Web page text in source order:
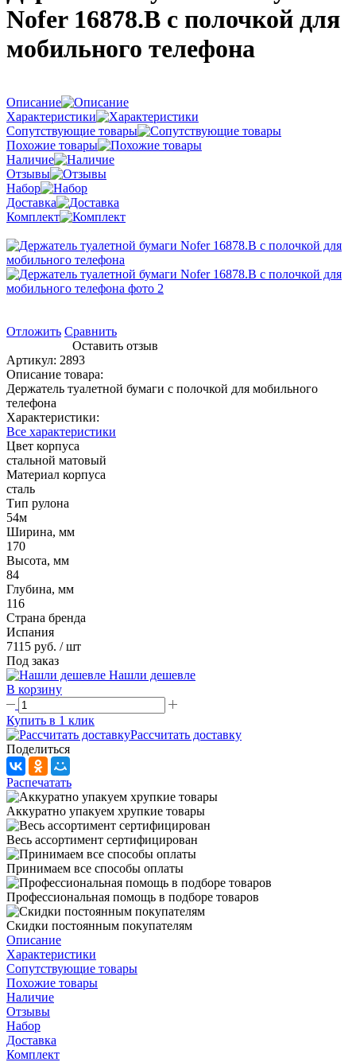
Nofer 16878.B с полочкой для
мобильного телефона
Описание
Характеристики
Сопутствующие товары
Похожие товары
Наличие
Отзывы
Набор
Доставка
Комплект
Отложить Сравнить
Оставить отзыв
Артикул: 2893
Описание товара:
Держатель туалетной бумаги с полочкой для мобильного
телефона
Характеристики:
Все характеристики
Цвет корпуса
стальной матовый
Материал корпуса
сталь
Тип рулона
54м
Ширина, мм
170
Высота, мм
84
Глубина, мм
116
Страна бренда
Испания
7115 руб. / шт
Под заказ
Нашли дешевле
В корзину
Купить в 1 клик
Рассчитать доставку
Поделиться
Распечатать
Аккуратно упакуем хрупкие товары
Весь ассортимент сертифицирован
Принимаем все способы оплаты
Профессиональная помощь в подборе товаров
Скидки постоянным покупателям
Описание
Характеристики
Сопутствующие товары
Похожие товары
Наличие
Отзывы
Набор
Доставка
Комплект